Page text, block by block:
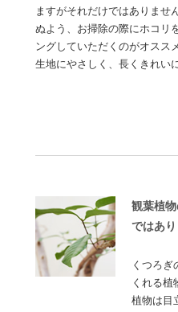
ますがそれだけではありませ
ぬよう、お掃除の際にホコリ
ングしていただくのがオスス
生地にやさしく、長くきれ
観葉植
ではあ
くつろぎ
くれる植
植物は目